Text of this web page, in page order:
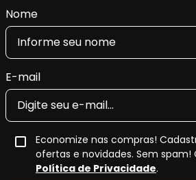
Nome
E-mail
Economize nas compras!
ofertas e novidades. Sem spam!
Política de Privacidade.